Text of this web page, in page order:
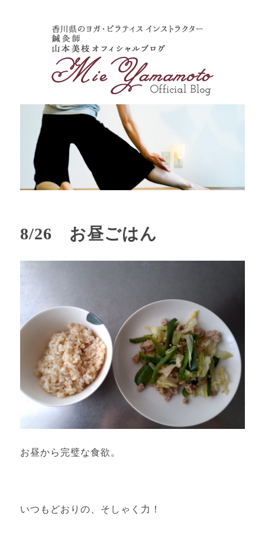
8/26 お昼ごはん
お昼から完璧な食欲。
いつもどおりの、そしゃく力！